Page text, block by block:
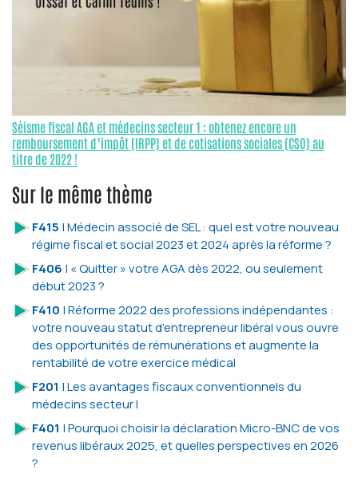
Séisme fiscal AGA et médecins secteur 1 : obtenez encore un
remboursement d’impôt (IRPP) et de cotisations sociales (CSO) au
titre de 2022 !
Sur le même thème
F415 | Médecin associé de SEL : quel est votre nouveau
régime fiscal et social 2023 et 2024 après la réforme ?
F406 | « Quitter » votre AGA dès 2022, ou seulement
début 2023 ?
F410 | Réforme 2022 des professions indépendantes :
votre nouveau statut d’entrepreneur libéral vous ouvre
des opportunités de rémunérations et augmente la
rentabilité de votre exercice médical
F201 | Les avantages fiscaux conventionnels du
médecins secteur I
F401 | Pourquoi choisir la déclaration Micro-BNC de vos
revenus libéraux 2025, et quelles perspectives en 2026
?